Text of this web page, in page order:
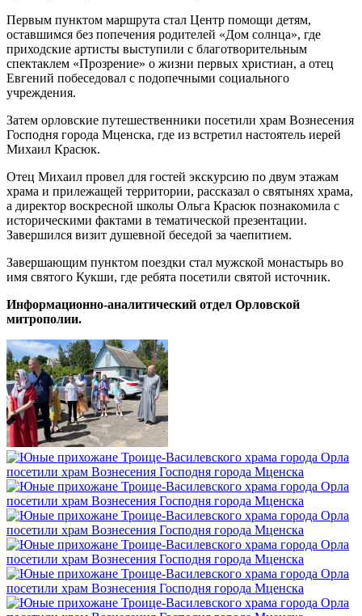
Первым пунктом маршрута стал Центр помощи детям,
оставшимся без попечения родителей «Дом солнца», где
приходские артисты выступили с благотворительным
спектаклем «Прозрение» о жизни первых христиан, а отец
Евгений побеседовал с подопечными социального
учреждения.
Затем орловские путешественники посетили храм Вознесения
Господня города Мценска, где из встретил настоятель иерей
Михаил Красюк.
Отец Михаил провел для гостей экскурсию по двум этажам
храма и прилежащей территории, рассказал о святынях храма,
а директор воскресной школы Ольга Красюк познакомила с
историческими фактами в тематической презентации.
Завершился визит душевной беседой за чаепитием.
Завершающим пунктом поездки стал мужской монастырь во
имя святого Кукши, где ребята посетили святой источник.
Информационно-аналитический отдел Орловской
митрополии.